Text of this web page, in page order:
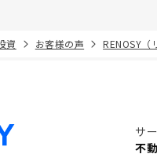
資 お客様の声 RENOSY（
サ
不